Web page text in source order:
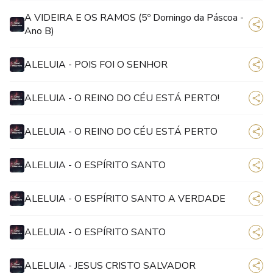
A VIDEIRA E OS RAMOS (5º Domingo da Páscoa -
Ano B)
ALELUIA - POIS FOI O SENHOR
ALELUIA - O REINO DO CÉU ESTÁ PERTO!
ALELUIA - O REINO DO CÉU ESTÁ PERTO
ALELUIA - O ESPÍRITO SANTO
ALELUIA - O ESPÍRITO SANTO A VERDADE
ALELUIA - O ESPÍRITO SANTO
ALELUIA - JESUS CRISTO SALVADOR